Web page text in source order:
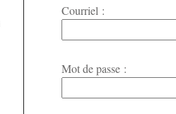
Courriel :
Mot de passe :